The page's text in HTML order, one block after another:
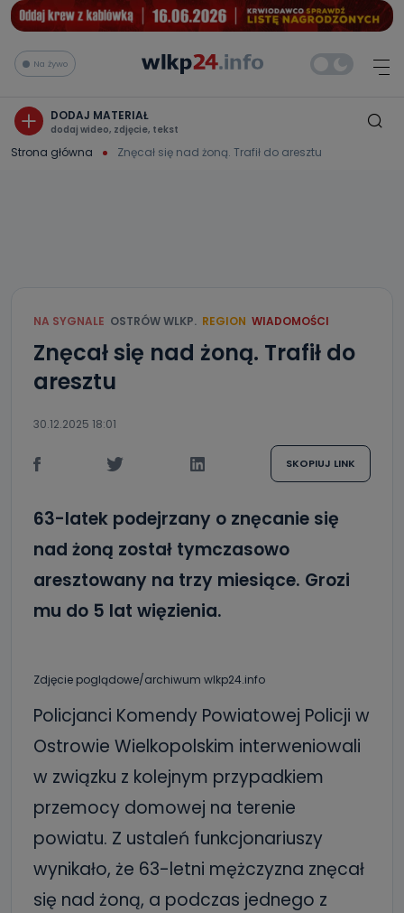
Na żywo
DODAJ MATERIAŁ
dodaj wideo, zdjęcie, tekst
Strona główna Znęcał się nad żoną. Trafił do aresztu
NA SYGNALE OSTRÓW WLKP. REGION WIADOMOŚCI
Znęcał się nad żoną. Trafił do
aresztu
30.12.2025 18:01
SKOPIUJ LINK
63-latek podejrzany o znęcanie się
nad żoną został tymczasowo
aresztowany na trzy miesiące. Grozi
mu do 5 lat więzienia.
Zdjęcie poglądowe/archiwum wlkp24.info
Policjanci Komendy Powiatowej Policji w
Ostrowie Wielkopolskim interweniowali
w związku z kolejnym przypadkiem
przemocy domowej na terenie
powiatu. Z ustaleń funkcjonariuszy
wynikało, że 63-letni mężczyzna znęcał
się nad żoną, a podczas jednego z